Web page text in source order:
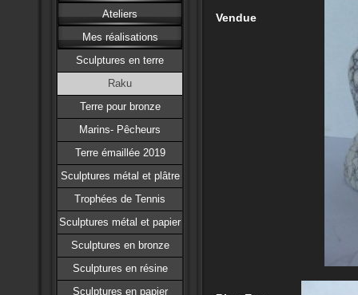
Ateliers
Mes réalisations
Sculptures en terre
Raku
Terre pour bronze
Marins- Pêcheurs
Terre émaillée 2019
Sculptures métal et plâtre
Trophées de Tennis
Sculptures métal et papier
Sculptures en bronze
Sculptures en résine
Sculptures en papier
Vendue